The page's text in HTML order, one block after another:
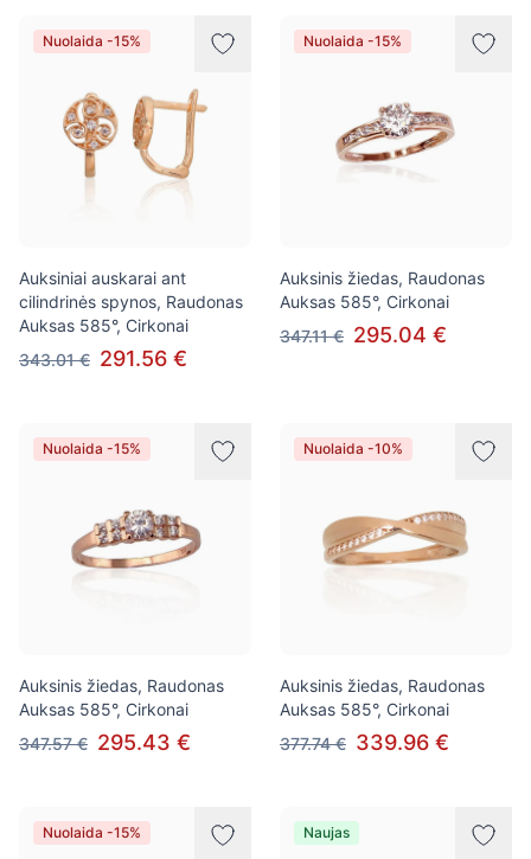
Nuolaida -15%
Auksiniai auskarai ant
cilindrinės spynos, Raudonas
Auksas 585°, Cirkonai
343.01 € 291.56 €
Nuolaida -15%
Auksinis žiedas, Raudonas
Auksas 585°, Cirkonai
347.11 € 295.04 €
Nuolaida -15%
Auksinis žiedas, Raudonas
Auksas 585°, Cirkonai
347.57 € 295.43 €
Nuolaida -10%
Auksinis žiedas, Raudonas
Auksas 585°, Cirkonai
377.74 € 339.96 €
Nuolaida -15% Naujas